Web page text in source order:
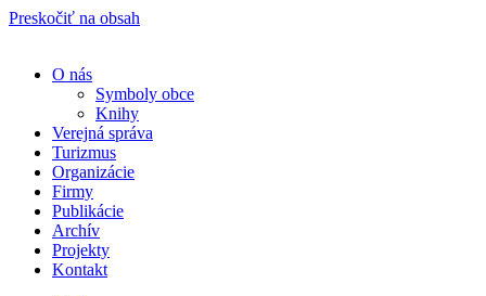
Preskočiť na obsah
O nás
Symboly obce
Knihy
Verejná správa
Turizmus
Organizácie
Firmy
Publikácie
Archív
Projekty
Kontakt